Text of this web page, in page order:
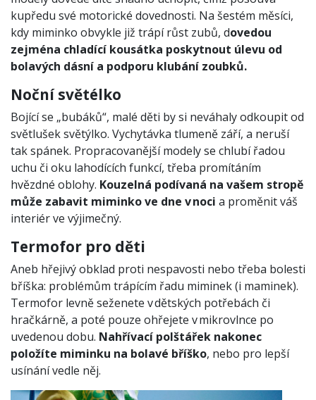
kupředu své motorické dovednosti. Na šestém měsíci,
kdy miminko obvykle již trápí růst zubů, dovedou
zejména chladící kousátka poskytnout úlevu od
bolavých dásní a podporu klubání zoubků.
Noční světélko
Bojící se „bubáků“, malé děti by si neváhaly odkoupit od
světlušek světýlko. Vychytávka tlumeně září, a neruší
tak spánek. Propracovanější modely se chlubí řadou
uchu či oku lahodících funkcí, třeba promítáním
hvězdné oblohy. Kouzelná podívaná na vašem stropě
může zabavit miminko ve dne v noci a proměnit váš
interiér ve výjimečný.
Termofor pro děti
Aneb hřejivý obklad proti nespavosti nebo třeba bolesti
bříška: problémům trápícím řadu miminek (i maminek).
Termofor levně seženete v dětských potřebách či
hračkárně, a poté pouze ohřejete v mikrovlnce po
uvedenou dobu. Nahřívací polštářek nakonec
položíte miminku na bolavé bříško, nebo pro lepší
usínání vedle něj.